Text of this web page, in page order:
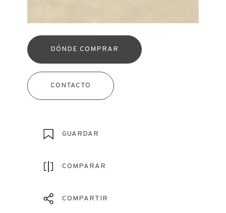
DÓNDE COMPRAR
CONTACTO
GUARDAR
COMPARAR
COMPARTIR